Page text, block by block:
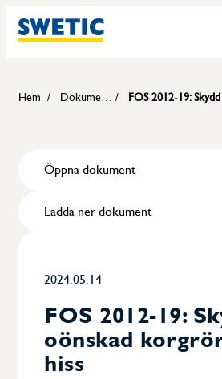
Våra frågor
Livsmedelskontroll
Hållbarhet
Karriär
Medlemmar
Hem Dokument FOS 2012-19: Skydd
Öppna dokument
Ladda ner dokument
2024.05.14
FOS 2012-19:
oönskad
hiss